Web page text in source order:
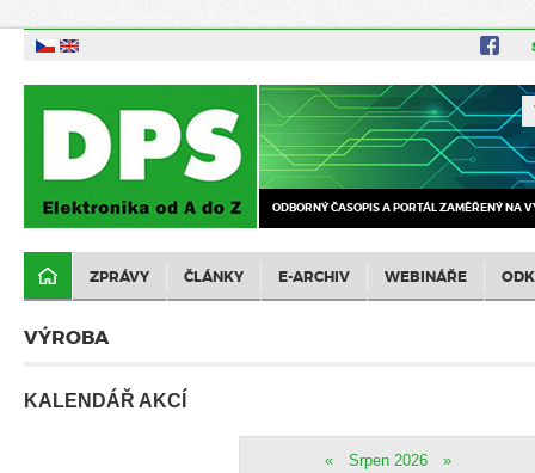
ODBORNÝ ČASOPIS A PORTÁL ZAMĚŘENÝ NA
ZPRÁVY ČLÁNKY E-ARCHIV WEBINÁŘE
VÝROBA
KALENDÁŘ AKCÍ
« Srpen 2026 »